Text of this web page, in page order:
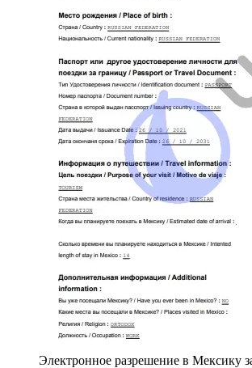
Электронное разрешение в Мексику